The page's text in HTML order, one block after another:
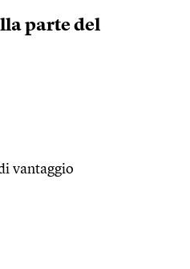
parte del
vantaggio